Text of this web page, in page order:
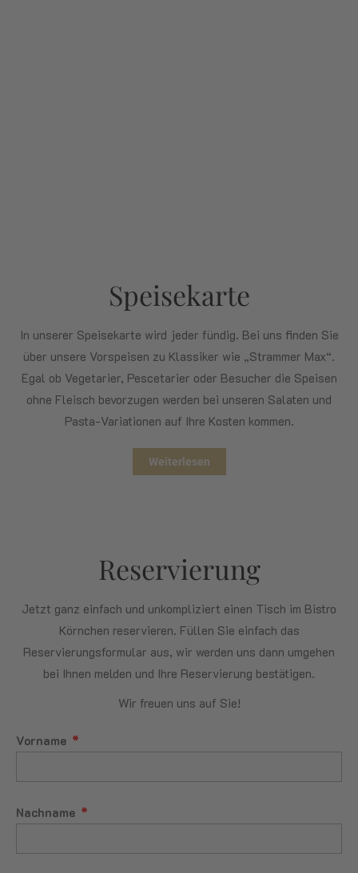
Speisekarte
In unserer Speisekarte wird jeder fündig. Bei uns finden Sie
über unsere Vorspeisen zu Klassiker wie „Strammer Max“.
Egal ob Vegetarier, Pescetarier oder Besucher die Speisen
ohne Fleisch bevorzugen werden bei unseren Salaten und
Pasta-Variationen auf Ihre Kosten kommen.
Weiterlesen
Reservierung
Jetzt ganz einfach und unkompliziert einen Tisch im Bistro
Körnchen reservieren. Füllen Sie einfach das
Reservierungsformular aus, wir werden uns dann umgehen
bei Ihnen melden und Ihre Reservierung bestätigen.
Wir freuen uns auf Sie!
Vorname
Nachname